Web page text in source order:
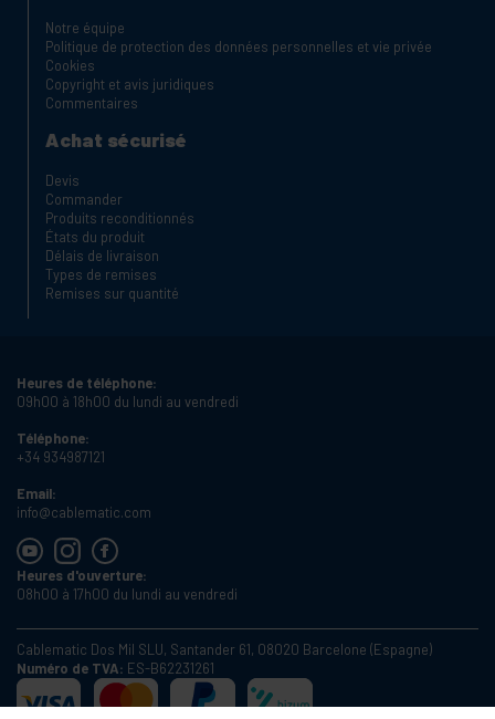
Notre équipe
Politique de protection des données personnelles et vie privée
Cookies
Copyright et avis juridiques
Commentaires
Achat sécurisé
Devis
Commander
Produits reconditionnés
États du produit
Délais de livraison
Types de remises
Remises sur quantité
Heures de téléphone:
09h00 à 18h00 du lundi au vendredi
Téléphone:
+34 934987121
Email:
info@cablematic.com
Heures d'ouverture:
08h00 à 17h00 du lundi au vendredi
Cablematic Dos Mil SLU, Santander 61, 08020 Barcelone (Espagne)
Numéro de TVA: ES-B62231261